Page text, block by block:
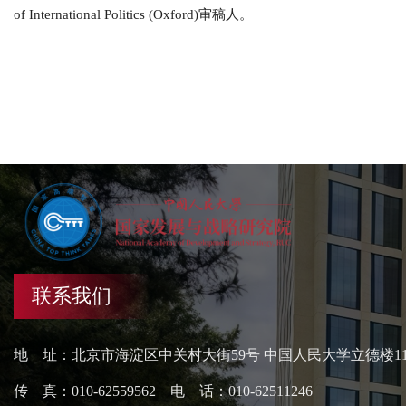
of International Politics (Oxford)审稿人。
联系我们
地 址：北京市海淀区中关村大街59号 中国人民大学立德楼
传 真：010-62559562 电 话：010-62511246